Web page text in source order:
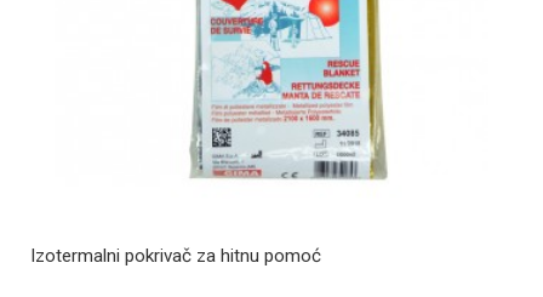
Izotermalni pokrivač za hitnu pomoć